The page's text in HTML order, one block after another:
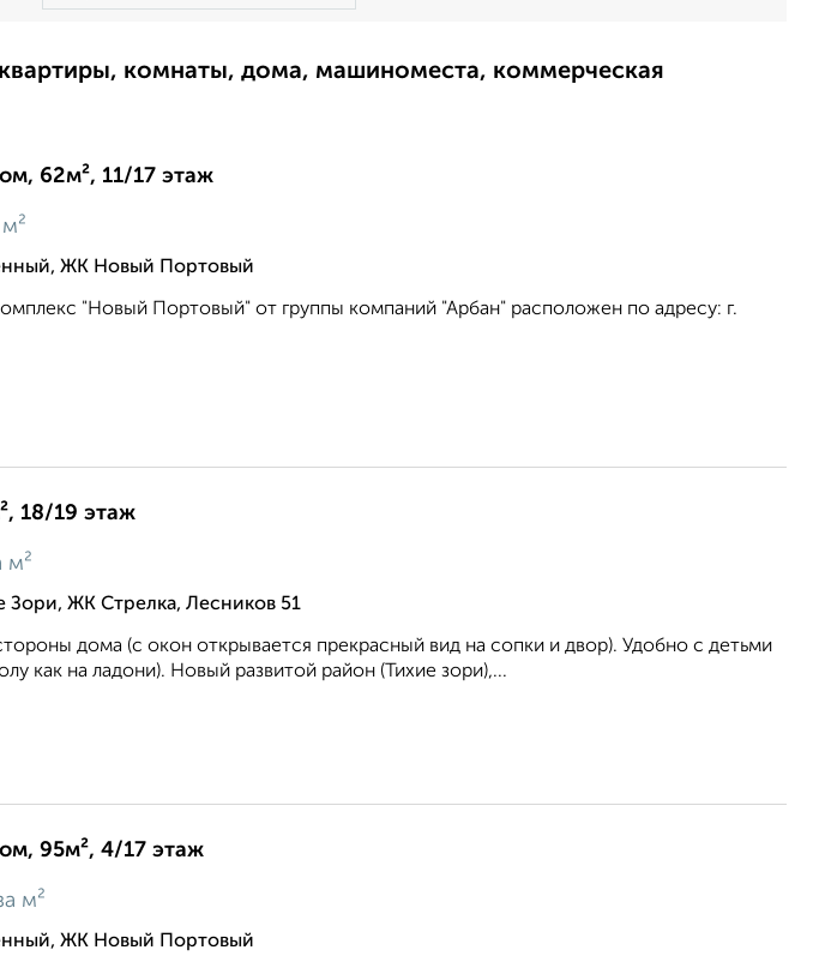
комнаты, дома, машиноместа, коммерческая
62м², 11/17 этаж
ЖК Новый Портовый
"Новый Портовый" от группы компаний "Арбан" расположен по адресу: г.
18/19 этаж
м²
Зори, ЖК Стрелка, Лесников 51
дома (с окон открывается прекрасный вид на сопки и двор). Удобно с детьми
как на ладони). Hoвый pазвитoй paйoн (Тихие зори),...
95м², 4/17 этаж
м²
ЖК Новый Портовый